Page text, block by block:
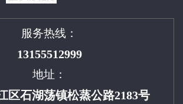
服务热线：
13155512999
地址：
区石湖荡镇松蒸公路2183号